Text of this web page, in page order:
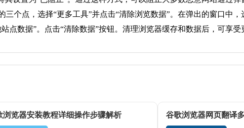
个点，选择“更多工具”并点击“清除浏览数据”。在弹出的窗口中
点数据”。点击“清除数据”按钮。清理浏览器缓存和数据后，可享受
浏览器安装教程详细操作步骤解析 谷歌浏览器网页翻译